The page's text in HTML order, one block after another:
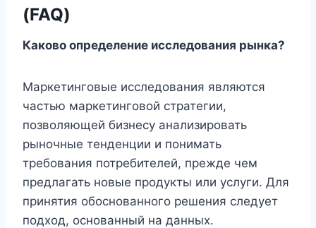
(FAQ)
Каково определение исследования рынка?
Маркетинговые исследования являются
частью маркетинговой стратегии,
позволяющей бизнесу анализировать
рыночные тенденции и понимать
требования потребителей, прежде чем
предлагать новые продукты или услуги. Для
принятия обоснованного решения следует
подход, основанный на данных.